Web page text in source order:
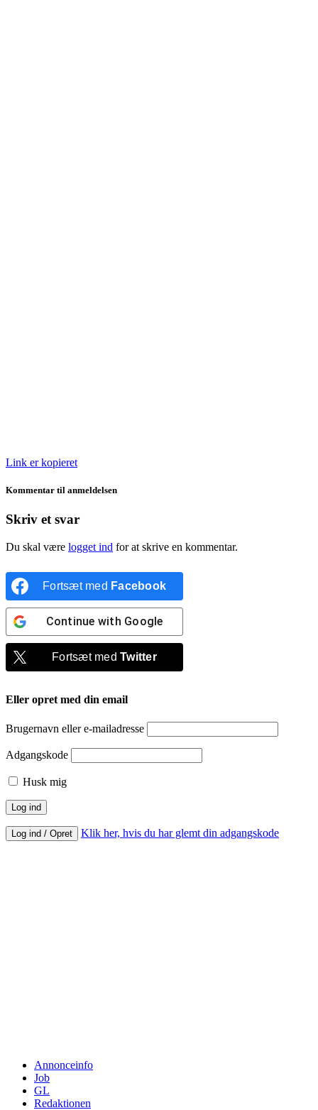
Link er kopieret
Kommentar til anmeldelsen
Skriv et svar
Du skal være logget ind for at skrive en kommentar.
Fortsæt med Facebook
Continue with Google
Fortsæt medTwitter
Eller opret med din email
Brugernavn eller e-mailadresse
Adgangskode
Husk mig
Log ind / Opret Klik her, hvis du har glemt din adgangskode
Annonceinfo
Job
GL
Redaktionen